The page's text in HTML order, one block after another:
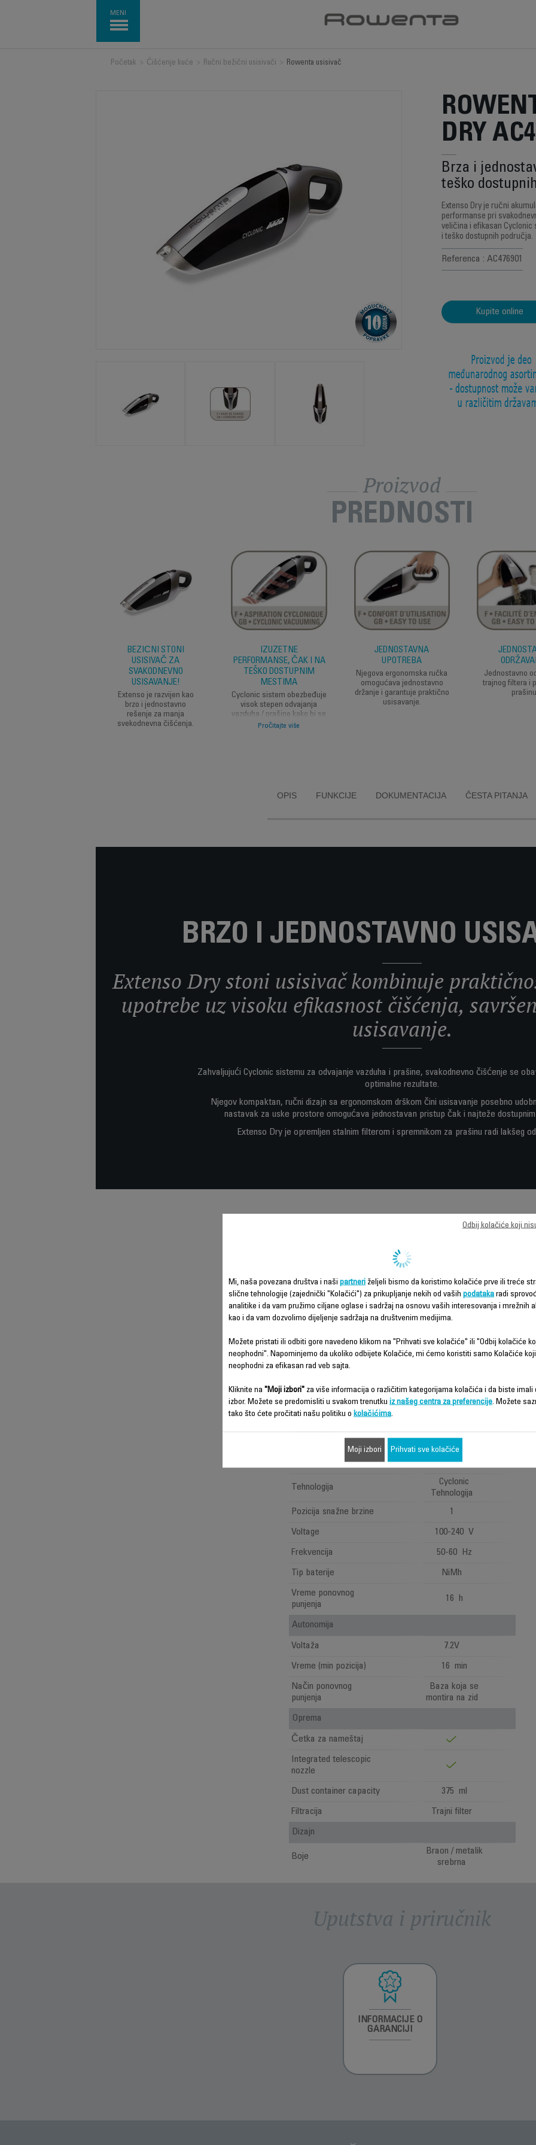
MENI
Početak Ćišćenje kuće Ručni bežični usisivači Rowenta usisivač
DRY
Brza i
teško
Extenso Dry je ručni
performanse pri
veličina i efikasan
i teško dostupnih područja.
Referenca : AC476901
Kupite online
Proizvod
PREDNOSTI
BEŽIČNI STONI
USISIVAČ ZA
SVAKODNEVNO
USISAVANJE!
Extenso je razvijen kao
brzo i jednostavno
rešenje za manja
svekodnevna čišćenja.
IZUZETNE
PERFORMANSE, ČAK I NA
TEŠKO DOSTUPNIM
MESTIMA
Cyclonic sistem obezbeđuje
visok stepen odvajanja
vazduha / prašine kako bi se
optimizovala efikasnost
Pročitajte više
JEDNOSTAVNA
UPOTREBA
Njegova ergonomska ručka
omogućava jednostavno
držanje i garantuje praktično
usisavanje.
Jednostavno
trajnog filtera i
OPIS FUNKCIJE DOKUMENTACIJA ČESTA PITANJA
BRZO I JEDNOSTAVNO
Extenso Dry stoni usisivač kombinuje
upotrebe uz visoku efikasnost čišćenja,
usisavanje.
Zahvaljujući Cyclonic sistemu za odvajanje vazduha i prašine, svakodnevno čišćenje se
optimalne rezultate.
Njegov kompaktan, ručni dizajn sa ergonomskom drškom čini usisavanje posebno
nastavak za uske prostore omogućava jednostavan pristup čak i najteže
Extenso Dry je opremljen stalnim filterom i spremnikom za prašinu radi lakšeg
Funkcije – poređenje
EXTENSO
DRY
AC476901
Performanse
Kategorija ručnih
Tehnologija
Cyclonic
Tehnologija
Pozicija snažne brzine
1
Voltage 100-240 V
Frekvencija 50-60 Hz
Tip baterije NiMh
Vreme ponovnog
punjenja
16 h
Autonomija
Voltaža 7.2V
Vreme (min pozicija) 16 min
Način ponovnog
punjenja
Baza koja se
montira na zid
Oprema
Četka za nameštaj
Integrated telescopic
nozzle
Dust container capacity 375 ml
Filtracija Trajni filter
Dizajn
Boje
Braon / metalik
srebrna
Uputstva i priručnik
INFORMACIJE O
GARANCIJI
Mi, naša povezana društva i naši partneri željeli bismo da koristimo kolačiće prve ili treće
slične tehnologije (zajednički "Kolačići") za prikupljanje nekih od vaših podataka radi
analitike i da vam pružimo ciljane oglase i sadržaj na osnovu vaših interesovanja i mrežnih
kao i da vam dozvolimo dijeljenje sadržaja na društvenim medijima.
Možete pristati ili odbiti gore navedeno klikom na "Prihvati sve kolačiće" ili "Odbij kolačiće
neophodni". Napominjemo da ukoliko odbijete Kolačiće, mi ćemo koristiti samo Kolačiće
neophodni za efikasan rad veb sajta.
Kliknite na "Moji izbori" za više informacija o različitim kategorijama kolačića i da biste imali
izbor. Možete se predomisliti u svakom trenutku iz našeg centra za preferencije. Možete
tako što ćete pročitati našu politiku o kolačićima.
Odbij kolačiće koji
Moji izbori Prihvati sve kolačiće